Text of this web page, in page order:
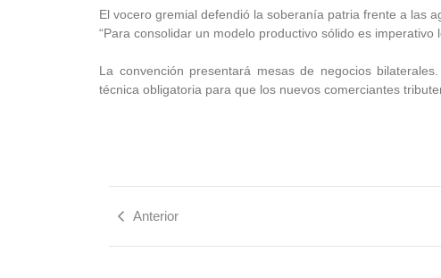
El vocero gremial defendió la soberanía patria frente a las
“Para consolidar un modelo productivo sólido es imperativo
La convención presentará mesas de negocios
técnica obligatoria para que los nuevos comerciantes
Anterior